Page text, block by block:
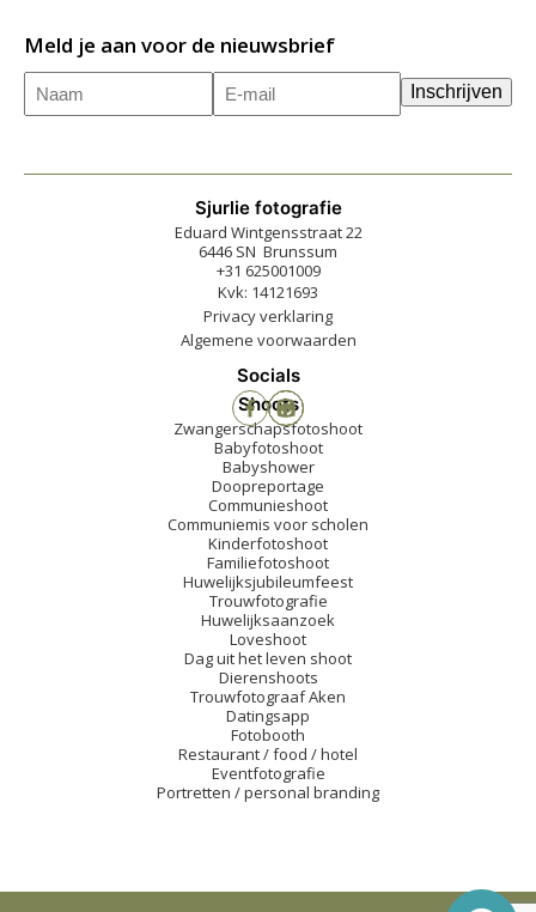
Meld je aan voor de nieuwsbrief
Naam
E-
mailadres(Vereist)
Inschrijven
Sjurlie fotografie
Eduard Wintgensstraat 22
6446 SN Brunssum
+31 625001009
Kvk: 14121693
Privacy verklaring
Algemene voorwaarden
Socials
Shoots
Zwangerschapsfotoshoot
Babyfotoshoot
Babyshower
Doopreportage
Communieshoot
Communiemis voor scholen
Kinderfotoshoot
Familiefotoshoot
Huwelijksjubileumfeest
Trouwfotografie
Huwelijksaanzoek
Loveshoot
Dag uit het leven shoot
Dierenshoots
Trouwfotograaf Aken
Datingsapp
Fotobooth
Restaurant / food / hotel
Eventfotografie
Portretten / personal branding